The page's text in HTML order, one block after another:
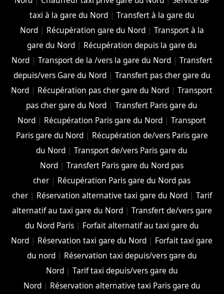
taxi à la gare du Nord| Transfert à la gare du
Nord| Récupération gare du Nord| Transport à la
gare du Nord| Récupération depuis la gare du
Nord| Transport de la /vers la gare du Nord| Transfert
depuis/vers Gare du Nord| Transfert pas cher gare du
Nord | Récupération pas cher gare du Nord |Transport
pas cher gare du Nord |Transfert Paris gare du
Nord | Récupération Paris gare du Nord |Transport
Paris gare du Nord| Récupération de/vers Paris gare
du Nord |Transport de/vers Paris gare du
Nord |Transfert Paris gare du Nord pas
cher | Récupération Paris gare du Nord pas
cher| Réservation alternative taxi gare du Nord| Tarif
alternatif au taxi gare du Nord| Transfert de/vers gare
du Nord Paris| Forfait alternatif au taxi gare du
Nord | Réservation taxi gare du Nord | Forfait taxi gare
du nord| Réservation taxi depuis/vers gare du
Nord| Tarif taxi depuis/vers gare du
Nord| Réservation alternative taxi Paris gare du